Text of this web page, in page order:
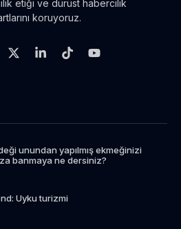
etiği ve dürüst habercilik
koruyoruz.
unundan yapılmış ekmeğinizi
banmaya ne dersiniz?
Uyku turizmi